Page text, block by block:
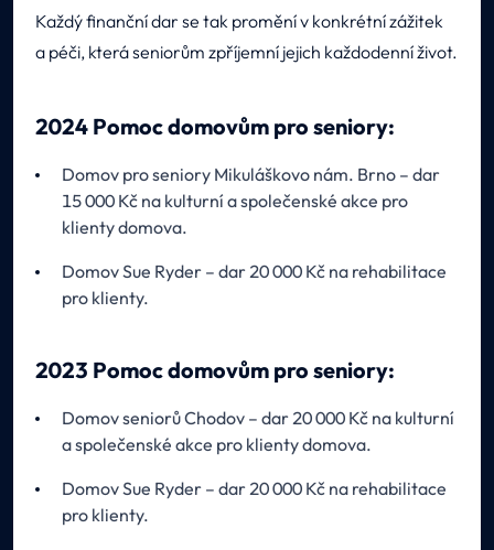
Každý finanční dar se tak promění v konkrétní zážitek
a péči, která seniorům zpříjemní jejich každodenní život.
2024 Pomoc domovům pro seniory:
Domov pro seniory Mikuláškovo nám. Brno – dar
15 000 Kč na kulturní a společenské akce pro
klienty domova.
Domov Sue Ryder – dar 20 000 Kč na rehabilitace
pro klienty.
2023 Pomoc domovům pro seniory:
Domov seniorů Chodov – dar 20 000 Kč na kulturní
a společenské akce pro klienty domova.
Domov Sue Ryder – dar 20 000 Kč na rehabilitace
pro klienty.